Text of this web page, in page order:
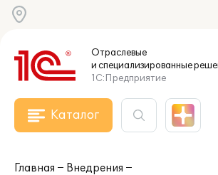
Отраслевые
и специализированные
1С:Предприятие
Каталог
Главная
Внедрения